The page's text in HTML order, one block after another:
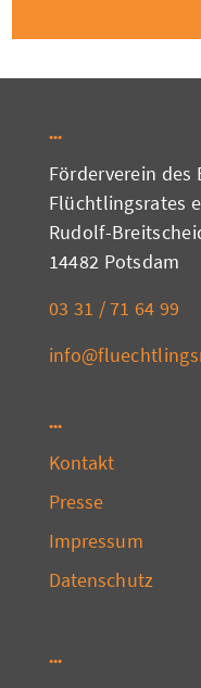
Förderverein des
Flüchtlingsrates
Rudolf-
14482 Potsdam
03 31 / 71 64 99
Kontakt
Presse
Impressum
Datenschutz